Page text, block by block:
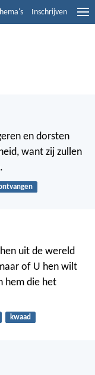
Inschrijven
en dorsten
want zij zullen
uit de wereld
of U hen wilt
hem die het
kwaad